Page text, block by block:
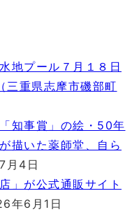
地プール７月１８日
三重県志摩市磯部町
知事賞」の絵・50年
描いた薬師堂、自ら
月4日
」が公式通販サイト
年6月1日